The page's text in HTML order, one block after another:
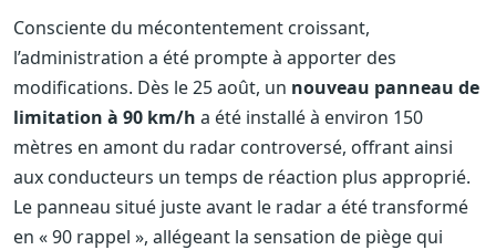
Consciente du mécontentement croissant,
l’administration a été prompte à apporter des
modifications. Dès le 25 août, un nouveau panneau de
limitation à 90 km/h a été installé à environ 150
mètres en amont du radar controversé, offrant ainsi
aux conducteurs un temps de réaction plus approprié.
Le panneau situé juste avant le radar a été transformé
en « 90 rappel », allégeant la sensation de piège qui